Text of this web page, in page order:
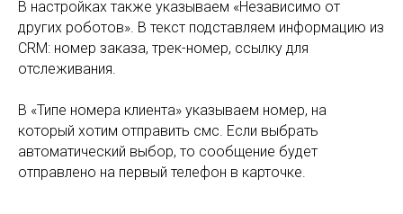
В настройках также указываем «Независимо от
других роботов». В текст подставляем информацию из
CRM: номер заказа, трек-номер, ссылку для
отслеживания.
В «Типе номера клиента» указываем номер, на
который хотим отправить смс. Если выбрать
автоматический выбор, то сообщение будет
отправлено на первый телефон в карточке.